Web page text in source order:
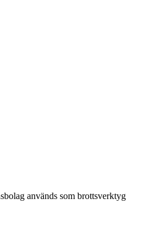
används som brottsverktyg